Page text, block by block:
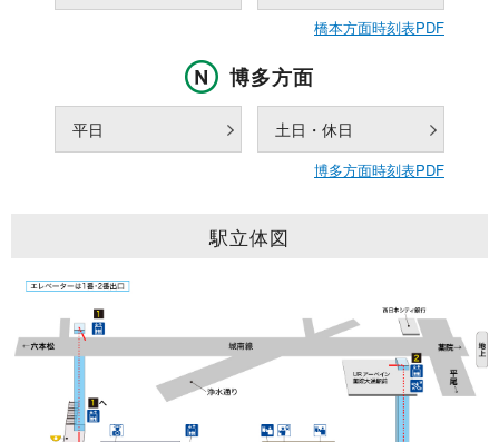
橋本方面時刻表PDF
博多方面
平日 土日・休日
博多方面時刻表PDF
駅立体図